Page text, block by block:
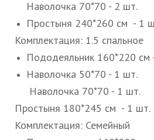
Наволочка 70*70 - 2 шт.
Простыня 240*260 см - 1
Комплектация: 1.5 спальное
Пододеяльник 160*220 см
Наволочка 50*70 - 1 шт.
Наволочка 70*70 - 1 шт.
Простыня 180*245 см - 1 шт.
Комплектация: Семейный